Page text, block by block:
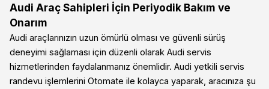
Audi Araç Sahipleri İçin Periyodik Bakım ve
Onarım
Audi araçlarınızın uzun ömürlü olması ve güvenli sürüş
deneyimi sağlaması için düzenli olarak Audi servis
hizmetlerinden faydalanmanız önemlidir. Audi yetkili servis
randevu işlemlerini Otomate ile kolayca yaparak, aracınıza şu